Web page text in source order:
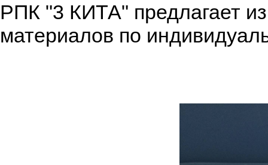
РПК "3 КИТА" предлагает
материалов по